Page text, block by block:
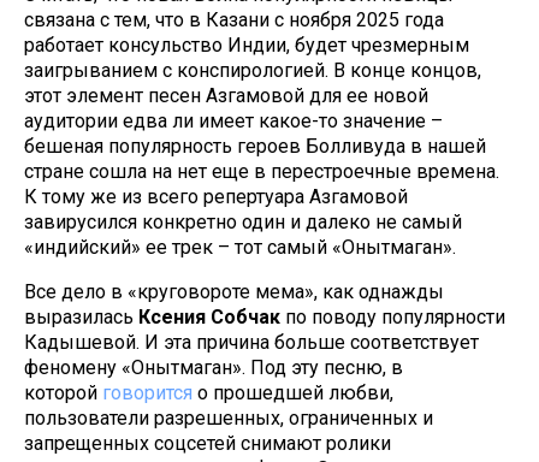
связана с тем, что в Казани с ноября 2025 года
работает консульство Индии, будет чрезмерным
заигрыванием с конспирологией. В конце концов,
этот элемент песен Азгамовой для ее новой
аудитории едва ли имеет какое-то значение –
бешеная популярность героев Болливуда в нашей
стране сошла на нет еще в перестроечные времена.
К тому же из всего репертуара Азгамовой
завирусился конкретно один и далеко не самый
«индийский» ее трек – тот самый «Онытмаган».
Все дело в «круговороте мема», как однажды
выразилась Ксения Собчак по поводу популярности
Кадышевой. И эта причина больше соответствует
феномену «Онытмаган». Под эту песню, в
которой говорится о прошедшей любви,
пользователи разрешенных, ограниченных и
запрещенных соцсетей снимают ролики